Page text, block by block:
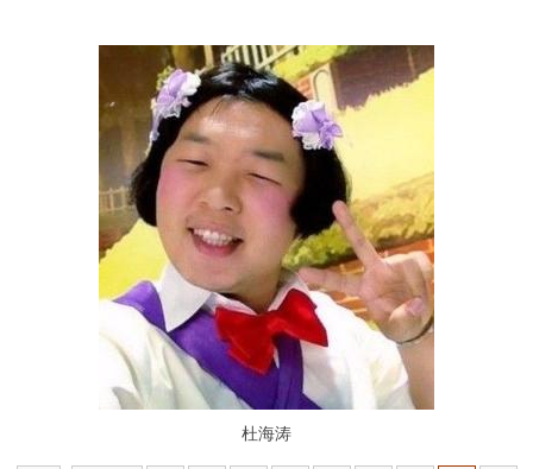
健康 信息化
公益 军事
摄影 新华广播
新华电视中文 新华电视英文 返回PC
杜海涛